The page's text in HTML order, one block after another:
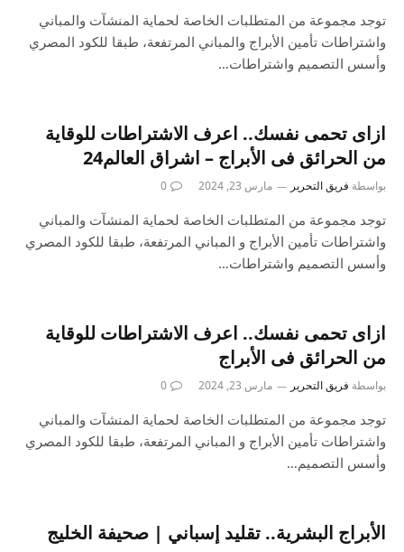
توجد مجموعة من المتطلبات الخاصة لحماية المنشآت والمباني
واشتراطات تأمين الأبراج والمباني المرتفعة، طبقا للكود المصري
وأسس التصميم واشتراطات…
ازاى تحمى نفسك.. اعرف الاشتراطات للوقاية
من الحرائق فى الأبراج – اشراق العالم24
بواسطة فريق التحرير مارس 23, 2024 0
توجد مجموعة من المتطلبات الخاصة لحماية المنشآت والمباني
واشتراطات تأمين الأبراج و المباني المرتفعة، طبقا للكود المصري
وأسس التصميم واشتراطات…
ازاى تحمى نفسك.. اعرف الاشتراطات للوقاية
من الحرائق فى الأبراج
بواسطة فريق التحرير مارس 23, 2024 0
توجد مجموعة من المتطلبات الخاصة لحماية المنشآت والمباني
واشتراطات تأمين الأبراج و المباني المرتفعة، طبقا للكود المصري
وأسس التصميم…
الأبراج البشرية.. تقليد إسباني | صحيفة الخليج